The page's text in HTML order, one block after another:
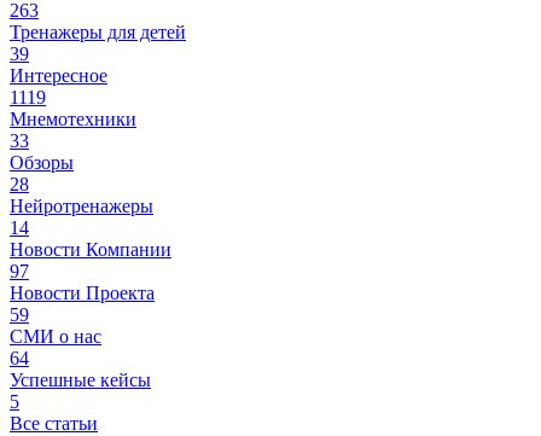
263
Тренажеры для детей
39
Интересное
1119
Мнемотехники
33
Обзоры
28
Нейротренажеры
14
Новости Компании
97
Новости Проекта
59
СМИ о нас
64
Успешные кейсы
5
Все статьи